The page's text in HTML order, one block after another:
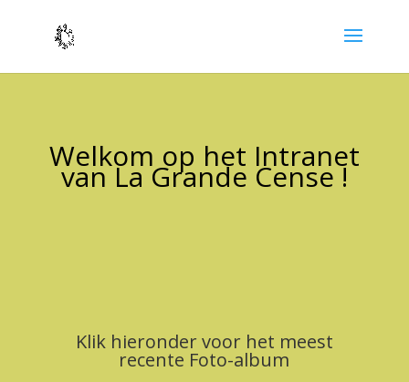
Welkom op het Intranet
van La Grande Cense !
Klik hieronder voor het meest
recente Foto-album